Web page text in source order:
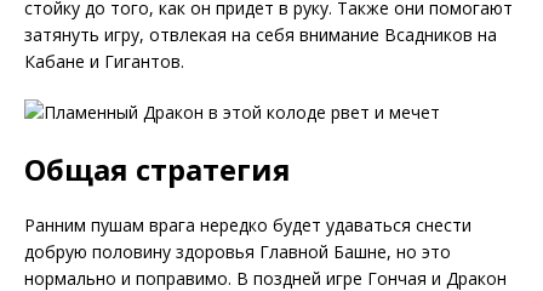
стойку до того, как он придет в руку. Также они помогают
затянуть игру, отвлекая на себя внимание Всадников на
Кабане и Гигантов.
Общая стратегия
Ранним пушам врага нередко будет удаваться снести
добрую половину здоровья Главной Башне, но это
нормально и поправимо. В поздней игре Гончая и Дракон